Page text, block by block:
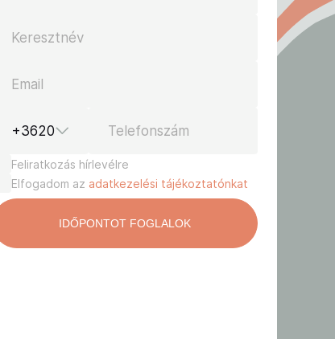
Keresztnév
Email
+3620 Telefonszám
Feliratkozás hírlevélre
Elfogadom az adatkezelési tájékoztatónkat